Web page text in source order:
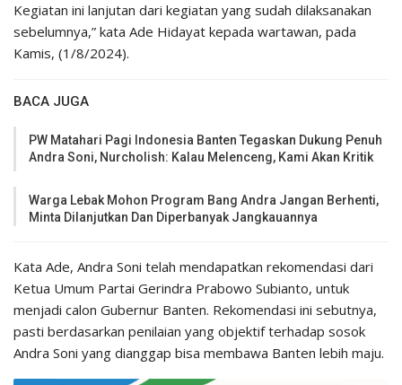
Kegiatan ini lanjutan dari kegiatan yang sudah dilaksanakan
sebelumnya,” kata Ade Hidayat kepada wartawan, pada
Kamis, (1/8/2024).
BACA JUGA
PW Matahari Pagi Indonesia Banten Tegaskan Dukung Penuh
Andra Soni, Nurcholish: Kalau Melenceng, Kami Akan Kritik
Warga Lebak Mohon Program Bang Andra Jangan Berhenti,
Minta Dilanjutkan Dan Diperbanyak Jangkauannya
Kata Ade, Andra Soni telah mendapatkan rekomendasi dari
Ketua Umum Partai Gerindra Prabowo Subianto, untuk
menjadi calon Gubernur Banten. Rekomendasi ini sebutnya,
pasti berdasarkan penilaian yang objektif terhadap sosok
Andra Soni yang dianggap bisa membawa Banten lebih maju.